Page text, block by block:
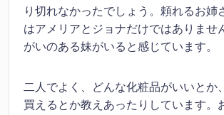
り切れなかったでしょう。頼れるお姉
はアメリアとジョナだけではありませ
がいのある妹がいると感じています。
二人でよく、どんな化粧品がいいとか
買えるとか教えあったりしています。